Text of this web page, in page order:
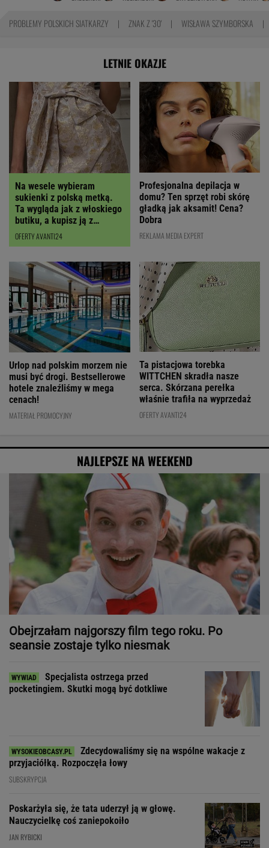
PROBLEMY POLSKICH SIATKARZY ZNAK Z '30' WISŁAWA SZYMBORSKA
LETNIE OKAZJE
Na wesele wybieram
sukienki z polską metką.
Ta wygląda jak z włoskiego
butiku, a kupisz ją z
RABATEM
OFERTY AVANTI24
Profesjonalna depilacja w
domu? Ten sprzęt robi skórę
gładką jak aksamit! Cena?
Dobra
REKLAMA MEDIA EXPERT
Urlop nad polskim morzem nie
musi być drogi. Bestsellerowe
hotele znaleźliśmy w mega
cenach!
MATERIAŁ PROMOCYJNY
Ta pistacjowa torebka
WITTCHEN skradła nasze
serca. Skórzana perełka
właśnie trafiła na wyprzedaż
OFERTY AVANTI24
NAJLEPSZE NA WEEKEND
Obejrzałam najgorszy film tego roku. Po
seansie zostaje tylko niesmak
Specjalista ostrzega przed
pocketingiem. Skutki mogą być dotkliwe
Zdecydowaliśmy się na wspólne wakacje z
przyjaciółką. Rozpoczęła łowy
SUBSKRYPCJA
Poskarżyła się, że tata uderzył ją w głowę.
Nauczycielkę coś zaniepokoiło
JAN RYBICKI